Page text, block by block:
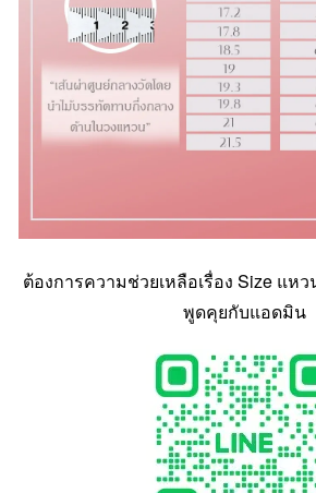
ต้องการความช่วยเหลือเรื่อง Size แห
พูดคุยกับแอดมิน